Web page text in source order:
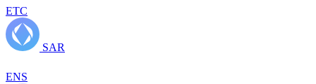
ETC
SAR
ENS